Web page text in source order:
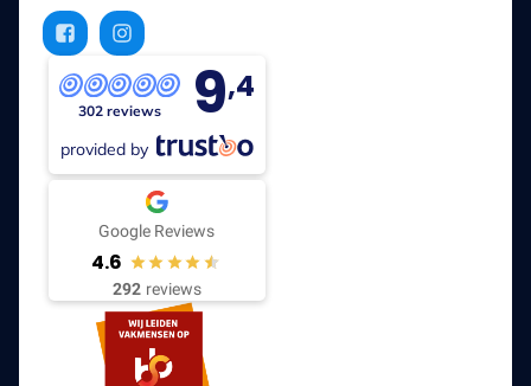
302 reviews 9,4
provided by
Google Reviews
4.6
292 reviews